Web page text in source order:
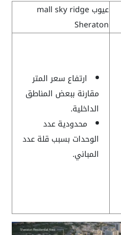
عيوب mall sky ridge
Sheraton
ارتفاع سعر المتر
مقارنة ببعض المناطق
الداخلية.
محدودية عدد
الوحدات بسبب قلة عدد
المباني.